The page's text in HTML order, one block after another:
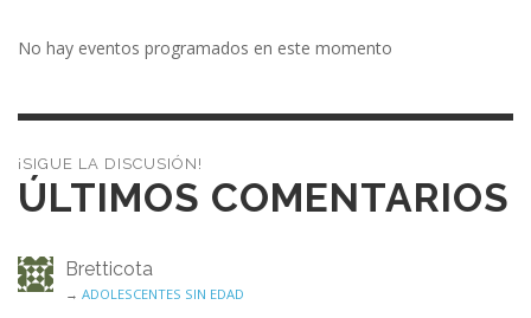
No hay eventos programados en este momento
¡SIGUE LA DISCUSIÓN!
ÚLTIMOS COMENTARIOS
Bretticota
→ ADOLESCENTES SIN EDAD